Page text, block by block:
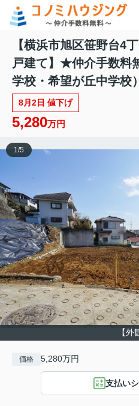
【横浜市旭区笹野台4
戸建て】★仲介手数料
学校・希望が丘中学校
8月2日 値下げ
5,280万円
【外
1/5
価格 5,280万円
支払い